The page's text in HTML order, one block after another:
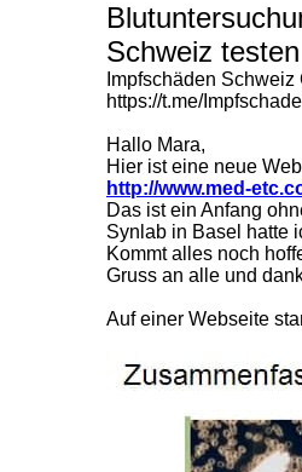
Schweiz
Impfschäden
https://t.me/
Hallo Mara,
Hier ist eine neue
http://www.med-
Das ist ein Anfang
Synlab in Basel hatte
Kommt alles noch
Gruss an alle und
Auf einer Webseite